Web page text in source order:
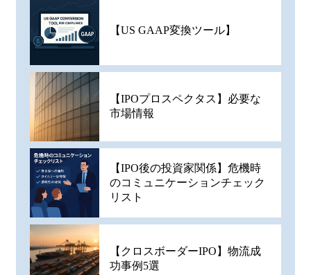
【US GAAP変換ツール】
【IPOプロスペクタス】必要な
市場情報
【IPO後の投資家関係】危機時
のコミュニケーションチェック
リスト
【クロスボーダーIPO】物流成
功事例5選